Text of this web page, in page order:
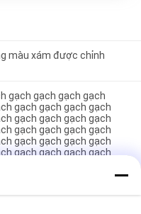
màu xám được chỉnh
gạch gạch gạch gạch
gạch gạch gạch gạch
gạch gạch gạch gạch
gạch gạch gạch gạch
gạch gạch gạch gạch
gạch gạch gạch gạch
gạch gạch gạch gạch
gạch gạch gạch gạch
gạch gạch gạch gạch